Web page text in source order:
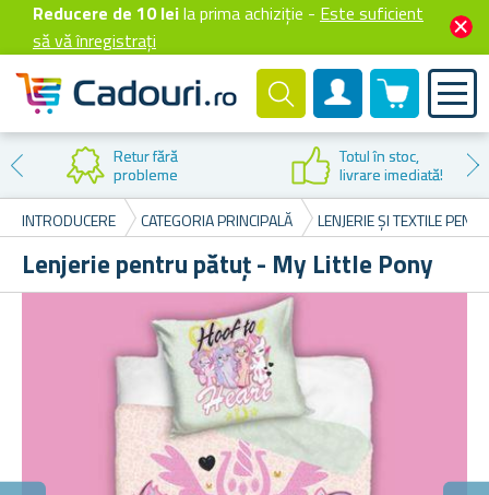
Reducere de 10 leila prima achiziție - Este suficient
să vă înregistrați
Cont client
0 produselor
Retur fără
probleme
Totul în stoc,
livrare imediată!
INTRODUCERE
CATEGORIA PRINCIPALĂ LENJERIE ȘI TEXTILE
Lenjerie pentru pătuț - My Little Pony